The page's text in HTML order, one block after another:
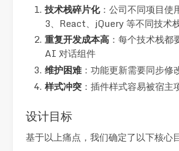
技术栈碎片化：公司不同项目使
3、React、jQuery 等不同技术
重复开发成本高：每个技术栈都
AI 对话组件
维护困难：功能更新需要同步修
样式冲突：插件样式容易被宿主
设计目标
基于以上痛点，我们确定了以下核心